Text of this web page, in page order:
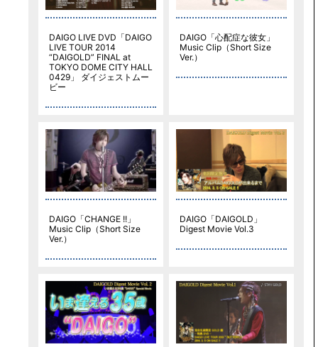
DAIGO LIVE DVD「DAIGO
LIVE TOUR 2014
“DAIGOLD” FINAL at
TOKYO DOME CITY HALL
0429」 ダイジェストムー
ビー
DAIGO「心配症な彼女」
Music Clip（Short Size
Ver.）
DAIGO「CHANGE !!」
Music Clip（Short Size
Ver.）
DAIGO「DAIGOLD」
Digest Movie Vol.3